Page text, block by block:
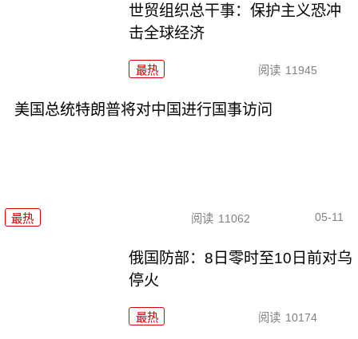
世贸组织总干事：保护主义恐冲
击全球经济
最热 阅读 11945
美国总统特朗普将对中国进行国事访问
最热 阅读 11062 05-11
俄国防部：8日零时至10日前对乌
停火
最热 阅读 10174